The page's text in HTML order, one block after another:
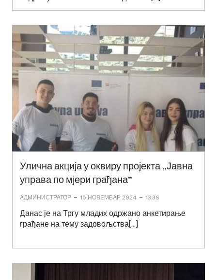
Улична акција у оквиру пројекта „Јавна
управа по мјери грађана“
АДМИНИСТРАТОР - 16 НОВЕМБАР 2024 - 13:38
Данас је на Тргу младих одржано анкетирање
грађане на тему задовољства[…]